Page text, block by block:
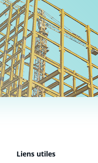
Liens utiles